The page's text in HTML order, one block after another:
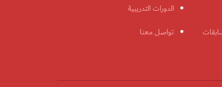
الدورات التدريبية
تواصل معنا